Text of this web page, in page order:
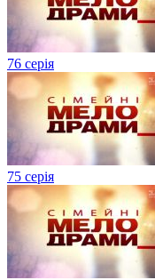
76 серія
75 серія